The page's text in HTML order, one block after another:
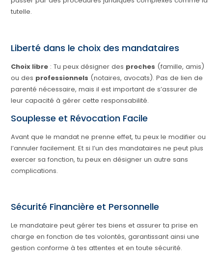
tutelle.
Liberté dans le choix des mandataires
Choix libre : Tu peux désigner des proches (famille, amis)
ou des professionnels (notaires, avocats). Pas de lien de
parenté nécessaire, mais il est important de s’assurer de
leur capacité à gérer cette responsabilité.
Souplesse et Révocation Facile
Avant que le mandat ne prenne effet, tu peux le modifier ou
l’annuler facilement. Et si l’un des mandataires ne peut plus
exercer sa fonction, tu peux en désigner un autre sans
complications.
Sécurité Financière et Personnelle
Le mandataire peut gérer tes biens et assurer ta prise en
charge en fonction de tes volontés, garantissant ainsi une
gestion conforme à tes attentes et en toute sécurité.